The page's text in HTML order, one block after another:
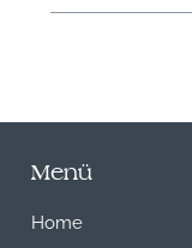
Menü
Home